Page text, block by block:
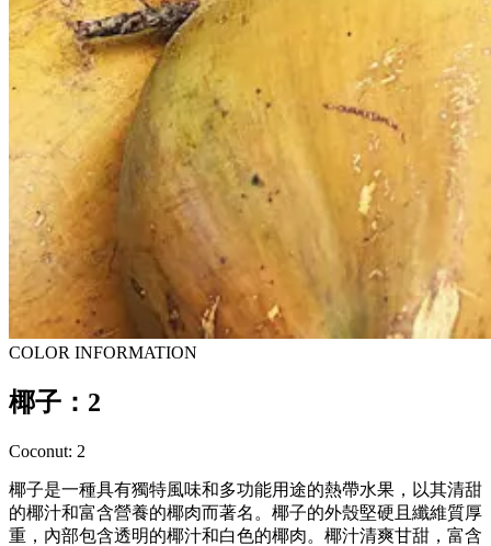
COLOR INFORMATION
椰子：2
Coconut: 2
椰子是一種具有獨特風味和多功能用途的熱帶水果，以其清甜
的椰汁和富含營養的椰肉而著名。椰子的外殼堅硬且纖維質厚
重，內部包含透明的椰汁和白色的椰肉。椰汁清爽甘甜，富含